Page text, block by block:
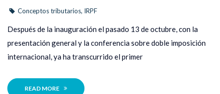
Conceptos tributario, IRPF
Después de la inauguración el pasado 13 de octubre, con la
presentación general y la conferencia sobre doble imposición
internacional, ya ha transcurrido el primer
READ MORE